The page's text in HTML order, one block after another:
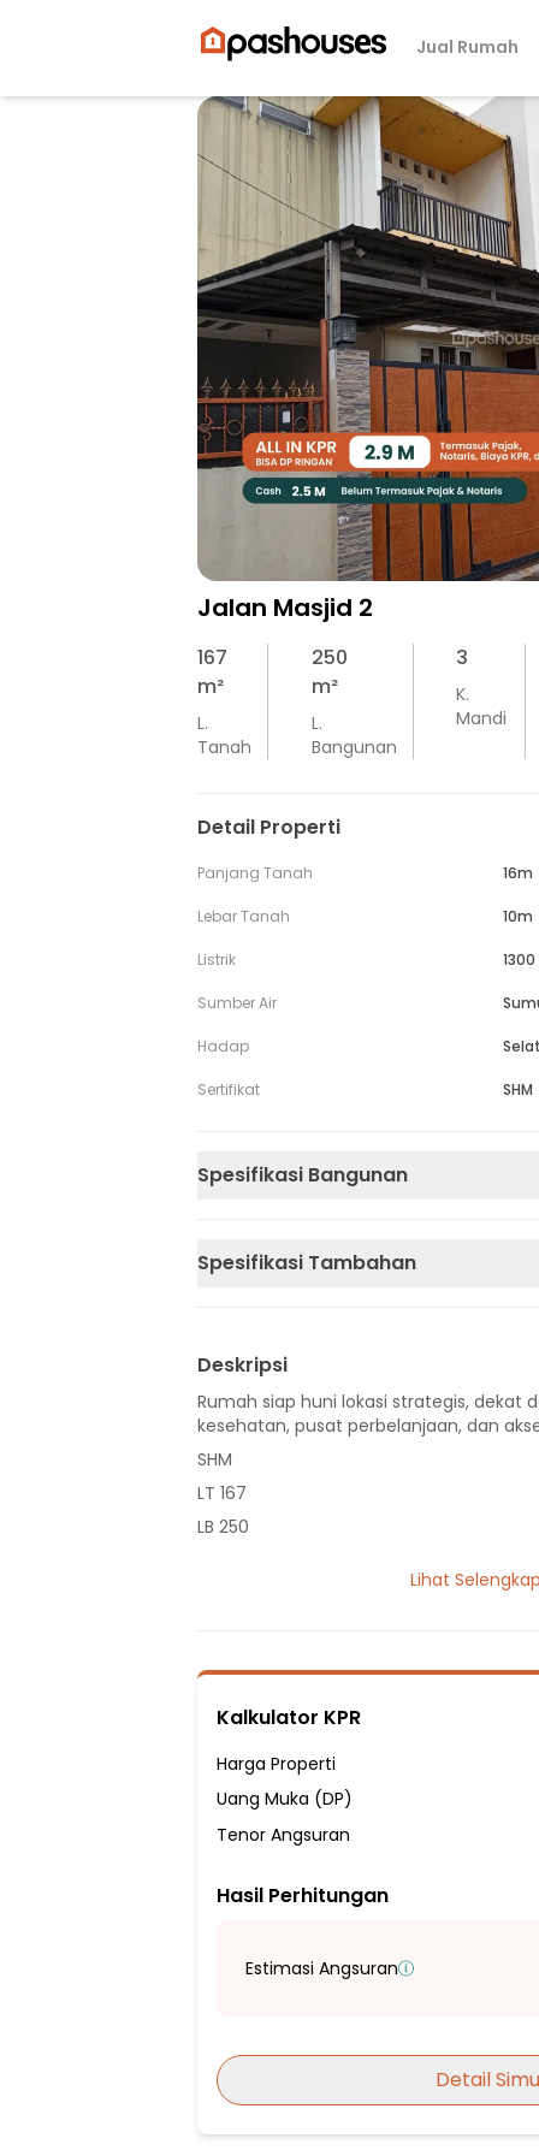
Jual Rumah
Jalan Masjid 2
167
m²
L.
Tanah
250
m²
L.
Bangunan
3
K.
Mandi
Detail Properti
Panjang Tanah 16m
Lebar Tanah 10m
Listrik
Sumber Air
Hadap
Sertifikat SHM
Spesifikasi Bangunan
Spesifikasi Tambahan
Deskripsi
Rumah siap huni lokasi strategis, dekat
kesehatan, pusat perbelanjaan, dan
SHM
LT 167
LB 250
Sumber Air Tanah
Hadap Selatan
Fasilitas Sekitar Hunian:
1 Menit ke SMP Negeri 6 Kota Bekasi
2 Menit ke SMP PGRI PONDOKGEDE
6 Menit ke Sekolah Dasar Martha
5 Menit ke Pasar Pondok Gede
9 Menit ke Pasar Gardu
15 Menit ke Mall Cipinang Indah
Lihat
Kalkulator KPR
Harga Properti
Uang Muka (DP)
Tenor Angsuran
Hasil Perhitungan
Estimasi Angsuran
Detail